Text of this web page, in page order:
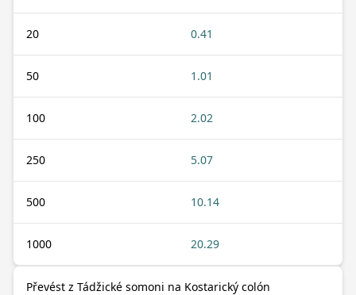
20 0.41
50 1.01
100 2.02
250 5.07
500 10.14
1000 20.29
Převést z Tádžické somoni na Kostarický colón